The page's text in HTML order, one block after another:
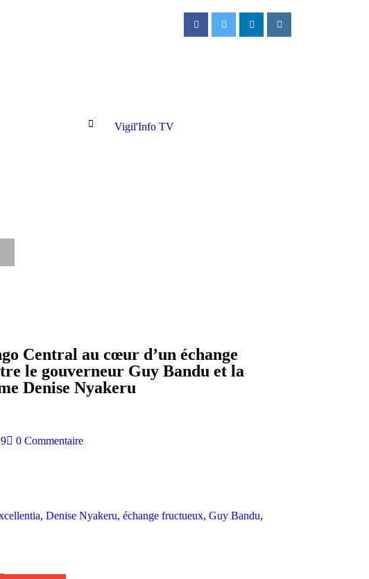
Vigil'Info TV
Central au cœur d’un échange
le gouverneur Guy Bandu et la
Denise Nyakeru
0 Commentaire
, Denise Nyakeru, échange fructueux, Guy Bandu,